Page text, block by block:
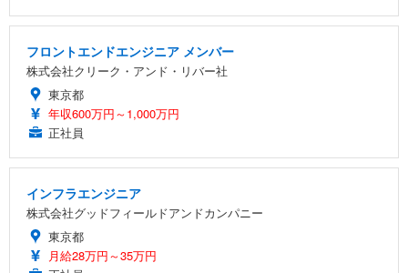
フロントエンドエンジニア メンバー
株式会社クリーク・アンド・リバー社
東京都
年収600万円～1,000万円
正社員
インフラエンジニア
株式会社グッドフィールドアンドカンパニー
東京都
月給28万円～35万円